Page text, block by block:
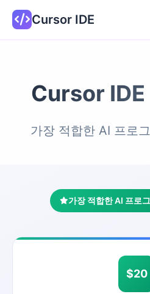
Cursor IDE
Cursor IDE
가장 적합한 AI 프로
가장 적합한 AI 프로
$20